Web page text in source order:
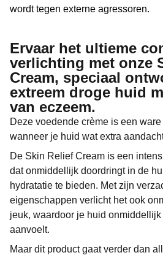
wordt tegen externe agressoren.
Ervaar het ultieme
verlichting met onze
Cream, speciaal
extreem droge huid
van eczeem.
Deze voedende crème is een
wanneer je huid wat extra
De Skin Relief Cream is een
dat onmiddellijk doordringt in de
hydratatie te bieden. Met zijn
eigenschappen verlicht het ook
jeuk, waardoor je huid
aanvoelt.
Maar dit product gaat verder dan